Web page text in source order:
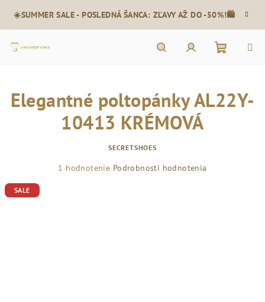
obsah
☀️SUMMER SALE - POSLEDNÁ ŠANCA: ZĽAVY AŽ DO -50%!🛍️
košík
Elegantné poltopánky AL22Y-
10413 KRÉMOVÁ
SECRETSHOES
Priemerné
1 hodnotenie Podrobnosti hodnotenia
SALE